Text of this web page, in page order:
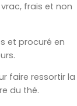
frais et non
et procuré en
faire ressortir la
du thé.